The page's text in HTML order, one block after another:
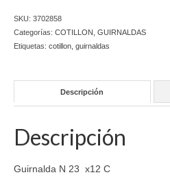
SKU: 3702858
Categorías: COTILLON GUIRNALDAS
Etiquetas: cotillon guirnaldas
Descripción
Descripción
Guirnalda N 23 x12 C